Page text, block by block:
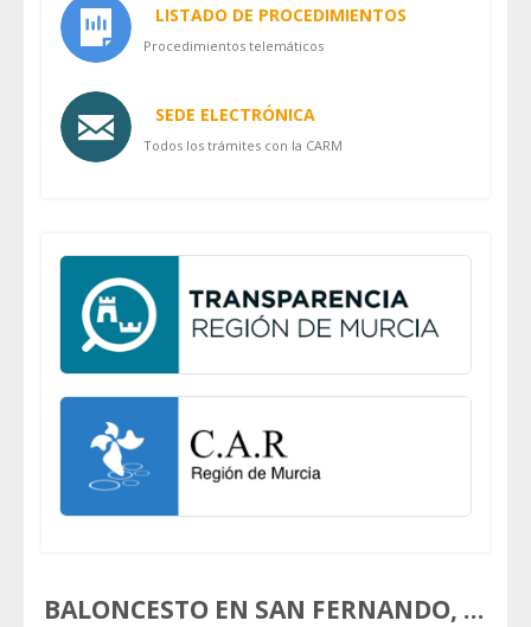
LISTADO DE PROCEDIMIENTOS
Procedimientos telemáticos
SEDE ELECTRÓNICA
Todos los trámites con la CARM
BALONCESTO EN SAN FERNANDO, OTRO ÉXITO DE PRIMI SPORT